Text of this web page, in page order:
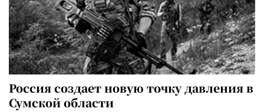
Россия создает новую точку давления в
Сумской области